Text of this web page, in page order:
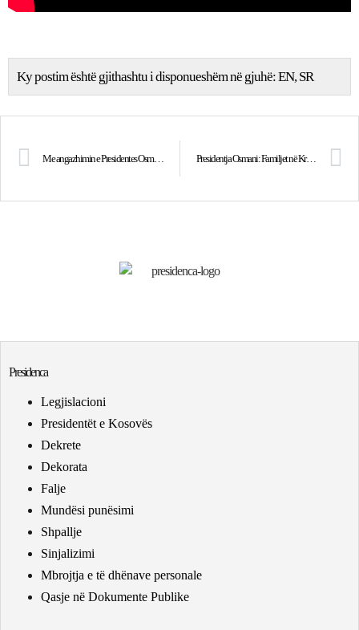
Ky postim është gjithashtu i disponueshëm në gjuhë:EN SR
Me angazhimin e Presidentes Osmani, Kosova njihet zyrtarisht nga kompania Amazon dhe vendoset në të gjitha platformat e saj Presidentja Osmani: Familjet në Kroin e Vitakut janë qëndrestarët e vërtetë
Presidenca
Legjislacioni
Presidentët e Kosovës
Dekrete
Dekorata
Falje
Mundësi punësimi
Shpallje
Sinjalizimi
Mbrojtja e të dhënave personale
Qasje në Dokumente Publike